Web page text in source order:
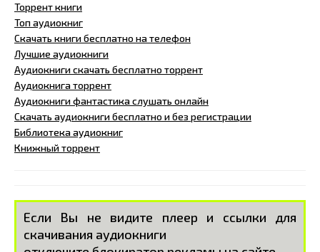
Торрент книги
Топ аудиокниг
Скачать книги бесплатно на телефон
Лучшие аудиокниги
Аудиокниги скачать бесплатно торрент
Аудиокнига торрент
Аудиокниги фантастика слушать онлайн
Скачать аудиокниги бесплатно и без регистрации
Библиотека аудиокниг
Книжный торрент
Если Вы не видите плеер и ссылки для
скачивания аудиокниги